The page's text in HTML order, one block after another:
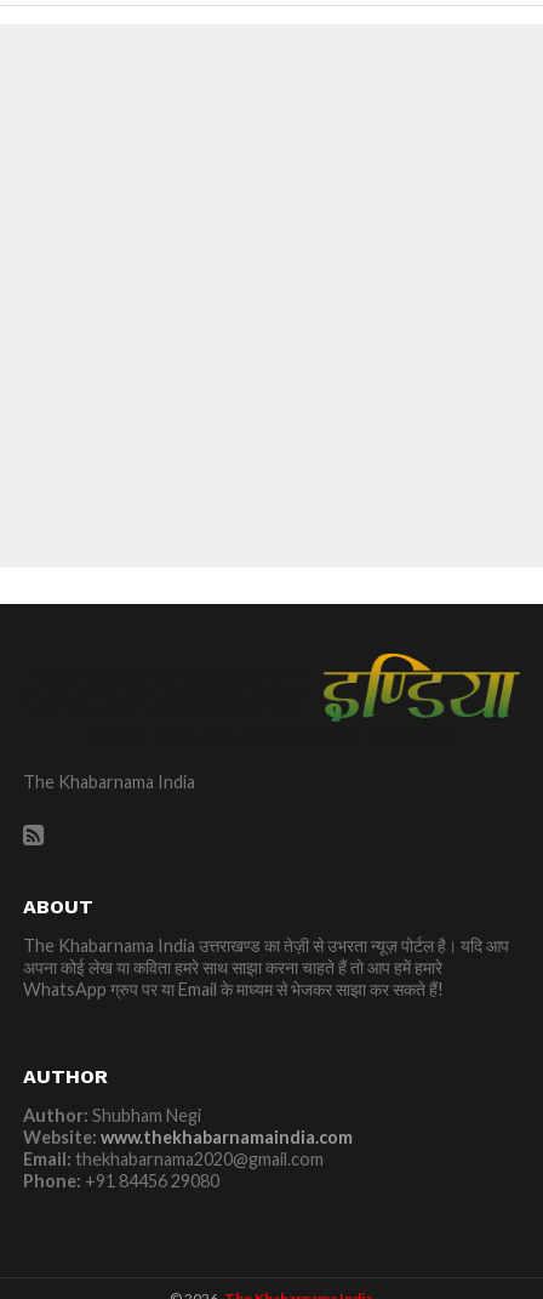
The Khabarnama India
ABOUT
The Khabarnama India उत्तराखण्ड का तेज़ी से उभरता न्यूज़ पोर्टल है। यदि आप
अपना कोई लेख या कविता हमरे साथ साझा करना चाहते हैं तो आप हमें हमारे
WhatsApp ग्रुप पर या Email के माध्यम से भेजकर साझा कर सकते हैं!
AUTHOR
Author: Shubham Negi
Website: www.thekhabarnamaindia.com
Email: thekhabarnama2020@gmail.com
Phone: +91 84456 29080